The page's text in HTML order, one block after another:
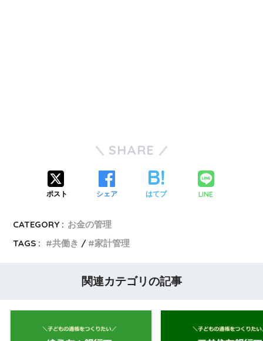
SHARE
ポスト シェア はてブ LINE
CATEGORY : お金の管理
TAGS :
共働き 家計管理
関連カテゴリの記事